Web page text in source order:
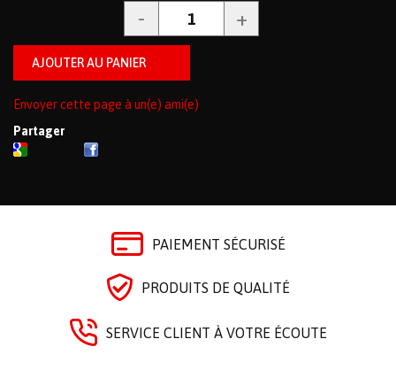
Envoyer cette page à un(e) ami(e)
Partager
PAIEMENT SÉCURISÉ
PRODUITS DE QUALITÉ
SERVICE CLIENT À VOTRE ÉCOUTE